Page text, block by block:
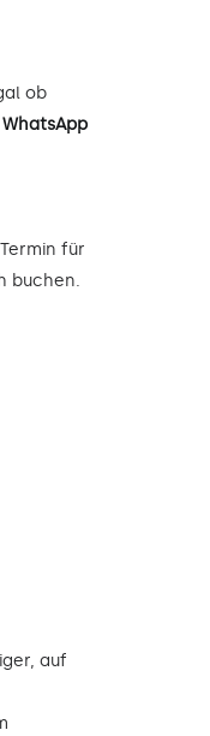
ob
WhatsApp
für
buchen.
auf